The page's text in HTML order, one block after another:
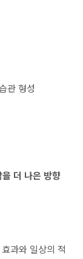
관 형성
더 나은 방향
과와 일상의 적